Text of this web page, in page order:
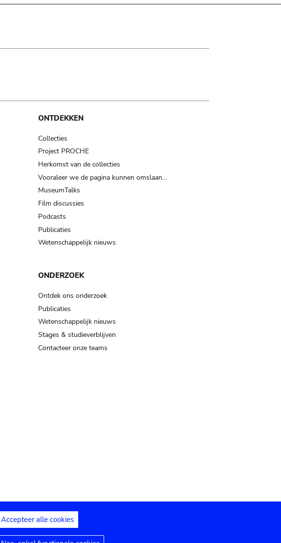
ONTDEKKEN
Collecties
Project PROCHE
Herkomst van de collecties
Vooraleer we de pagina kunnen omslaan…
MuseumTalks
Film discussies
Podcasts
Publicaties
Wetenschappelijk nieuws
ONDERZOEK
Ontdek ons onderzoek
Publicaties
Wetenschappelijk nieuws
Stages & studieverblijven
Contacteer onze teams
Juridische mededelingen
Accepteer alle cookies